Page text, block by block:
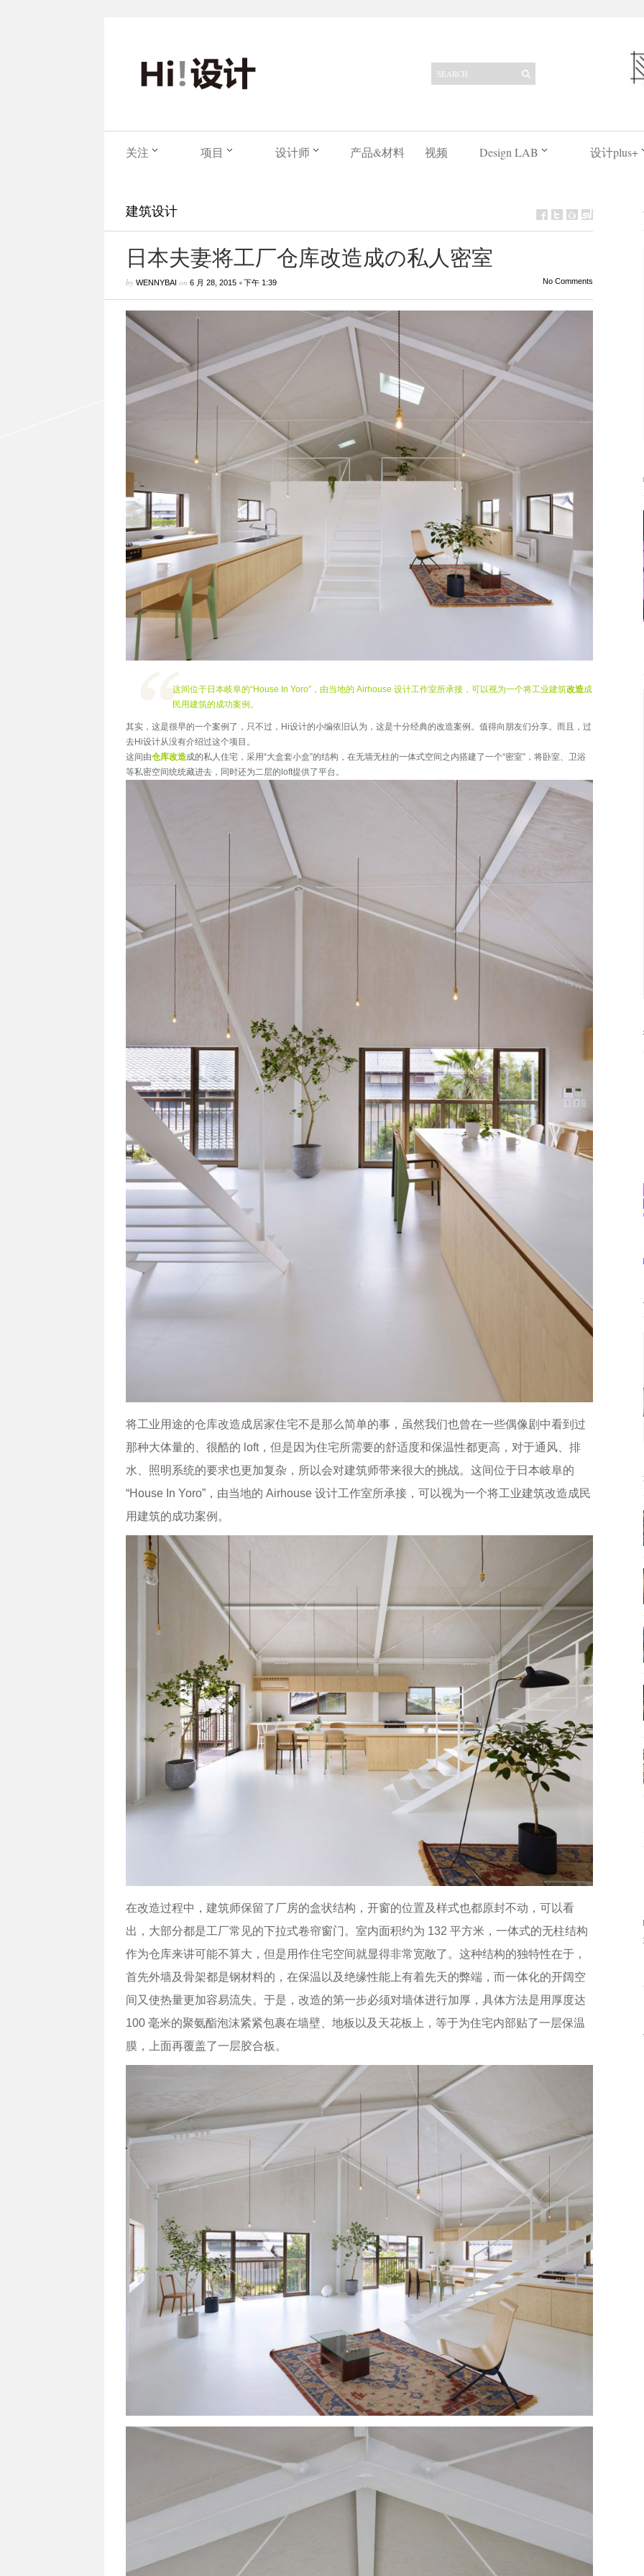
关注 项目 设计师 产品&材料 视频 Design LAB 设计plus+
建筑设计
日本夫妻将工厂仓库改造成の私人密室
by WENNYBAI on 6 月 28, 2015•下午 1:39 No Comments
这间位于日本岐阜的“House In Yoro”，由当地的 Airhouse 设计工作室所承接，可以视为一个将工业建筑改造成
民用建筑的成功案例。
其实，这是很早的一个案例了，只不过，Hi设计的小编依旧认为，这是十分经典的改造案例。值得向朋友们分享。而且，过
去Hi设计从没有介绍过这个项目。
这间由仓库改造成的私人住宅，采用“大盒套小盒”的结构，在无墙无柱的一体式空间之内搭建了一个“密室”，将卧室、卫浴
等私密空间统统藏进去，同时还为二层的loft提供了平台。
将工业用途的仓库改造成居家住宅不是那么简单的事，虽然我们也曾在一些偶像剧中看到过
那种大体量的、很酷的 loft，但是因为住宅所需要的舒适度和保温性都更高，对于通风、排
水、照明系统的要求也更加复杂，所以会对建筑师带来很大的挑战。这间位于日本岐阜的
“House In Yoro”，由当地的 Airhouse 设计工作室所承接，可以视为一个将工业建筑改造成民
用建筑的成功案例。
在改造过程中，建筑师保留了厂房的盒状结构，开窗的位置及样式也都原封不动，可以看
出，大部分都是工厂常见的下拉式卷帘窗门。室内面积约为 132 平方米，一体式的无柱结构
作为仓库来讲可能不算大，但是用作住宅空间就显得非常宽敞了。这种结构的独特性在于，
首先外墙及骨架都是钢材料的，在保温以及绝缘性能上有着先天的弊端，而一体化的开阔空
间又使热量更加容易流失。于是，改造的第一步必须对墙体进行加厚，具体方法是用厚度达
100 毫米的聚氨酯泡沫紧紧包裹在墙壁、地板以及天花板上，等于为住宅内部贴了一层保温
膜，上面再覆盖了一层胶合板。